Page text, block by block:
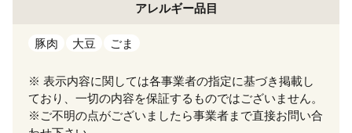
アレルギー品目
豚肉 大豆 ごま
※ 表示内容に関しては各事業者の指定に基づき掲載し
ており、一切の内容を保証するものではございません。
※ご不明の点がございましたら事業者まで直接お問い合